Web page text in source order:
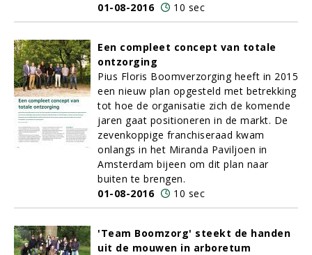
01-08-2016
10 sec
Een compleet concept van totale
ontzorging
Pius Floris Boomverzorging heeft in 2015
een nieuw plan opgesteld met betrekking
tot hoe de organisatie zich de komende
jaren gaat positioneren in de markt. De
zevenkoppige franchiseraad kwam
onlangs in het Miranda Paviljoen in
Amsterdam bijeen om dit plan naar
buiten te brengen.
01-08-2016
10 sec
'Team Boomzorg' steekt de handen
uit de mouwen in arboretum